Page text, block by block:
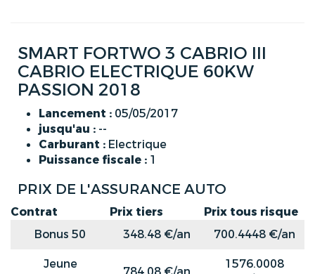
SMART FORTWO 3 CABRIO III
CABRIO ELECTRIQUE 60KW
PASSION 2018
Lancement : 05/05/2017
jusqu'au : --
Carburant : Electrique
Puissance fiscale : 1
PRIX DE L'ASSURANCE AUTO
Contrat Prix tiers
Prix tous risque
Bonus 50
348.48 €/an
700.4448 €/an
Jeune
1576.0008